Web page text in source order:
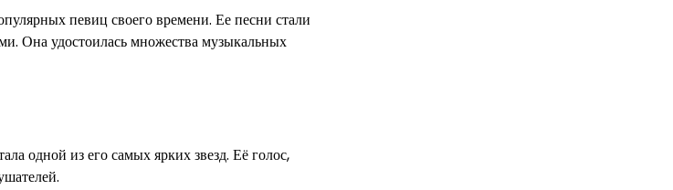
певиц своего времени. Ее песни стали
Она удостоилась множества музыкальных
одной из его самых ярких звезд. Её голос,